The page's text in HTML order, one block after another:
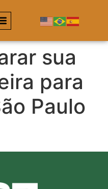
sua
para
Paulo